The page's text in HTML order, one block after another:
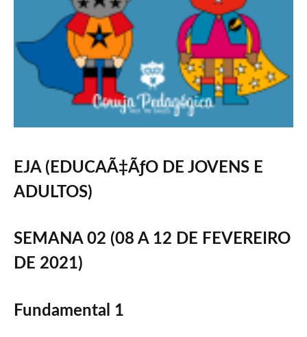
EJA (EDUCAÃ‡ÃƒO DE JOVENS E
ADULTOS)
SEMANA 02 (08 A 12 DE FEVEREIRO
DE 2021)
Fundamental 1